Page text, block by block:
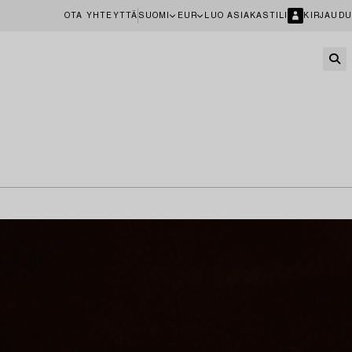
OTA YHTEYTTÄ SUOMI EUR LUO ASIAKASTILI KIRJAUDU